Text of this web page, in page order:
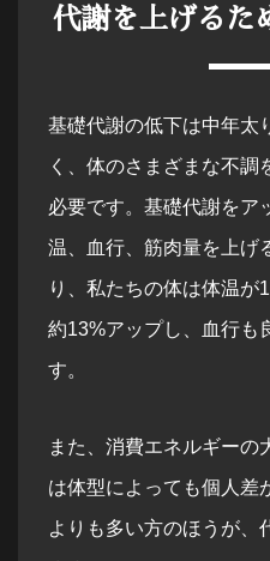
代謝を上げるた
基礎代謝の低下は中年太
く、体のさまざまな不調
必要です。基礎代謝をア
温、血行、筋肉量を上げ
り、私たちの体は体温
約13%アップし、血行も
す。
また、消費エネルギーの
は体型によっても個人差
よりも多い方のほうが、